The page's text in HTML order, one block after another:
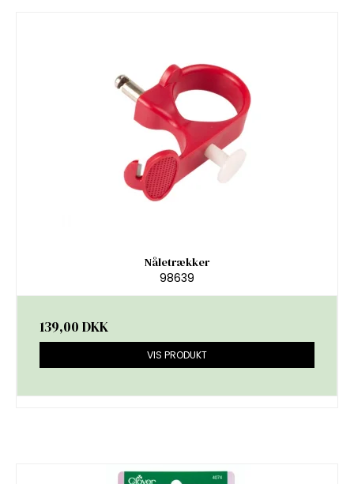
Nåletrækker
98639
139,00 DKK
VIS PRODUKT